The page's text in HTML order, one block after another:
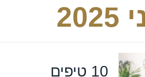
10 טיפים